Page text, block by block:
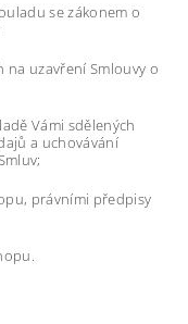
se zákonem o
na uzavření Smlouvy o
Vámi sdělených
a uchovávání
právními předpisy